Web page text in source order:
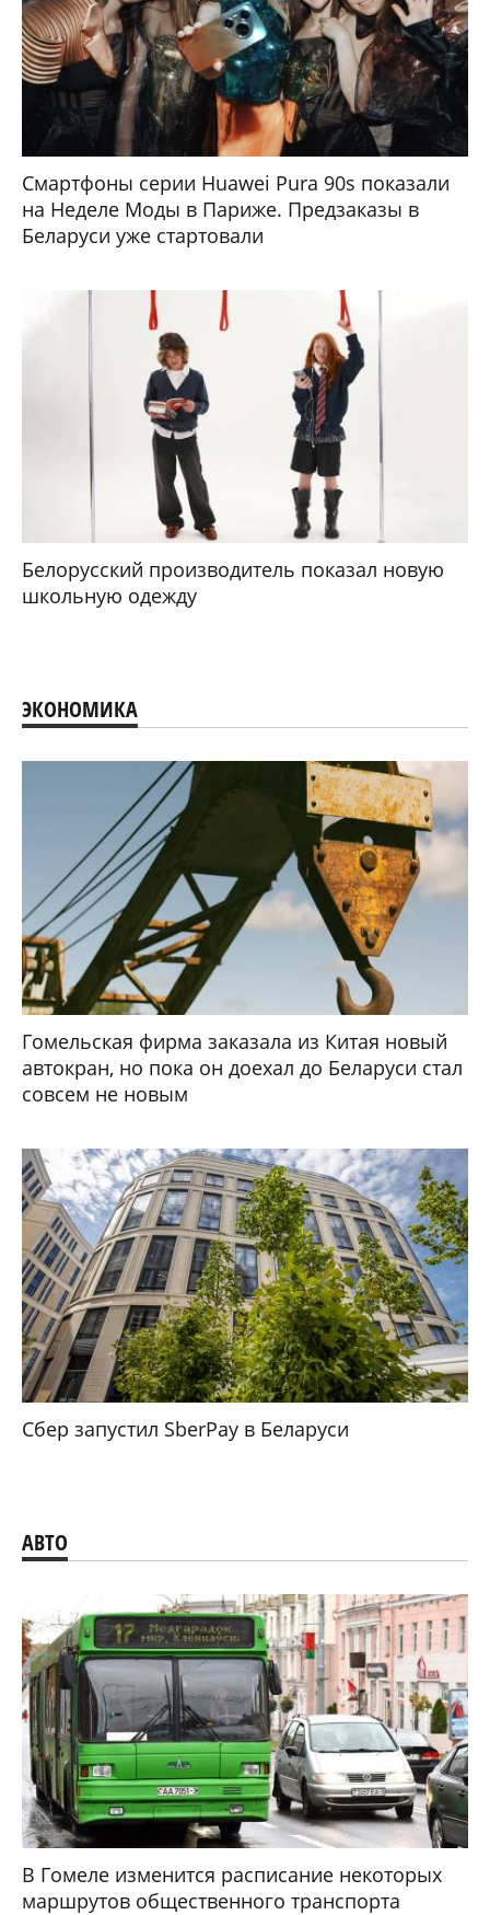
Смартфоны серии Huawei Pura 90s показали
на Неделе Моды в Париже. Предзаказы в
Беларуси уже стартовали
Белорусский производитель показал новую
школьную одежду
ЭКОНОМИКА
Гомельская фирма заказала из Китая новый
автокран, но пока он доехал до Беларуси стал
совсем не новым
Сбер запустил SberPay в Беларуси
АВТО
В Гомеле изменится расписание некоторых
маршрутов общественного транспорта